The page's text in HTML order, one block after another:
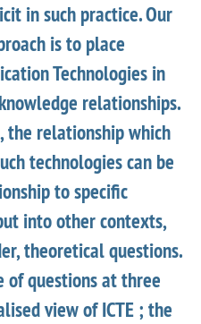
in such practice. Our
is to place
Technologies in
relationships.
the relationship which
technologies can be
to specific
into other contexts,
theoretical questions.
of questions at three
view of ICTE ; the